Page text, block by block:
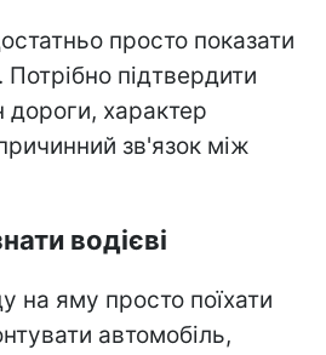
просто показати
підтвердити
дороги, характер
зв'язок між
водієві
на яму просто поїхати
автомобіль,